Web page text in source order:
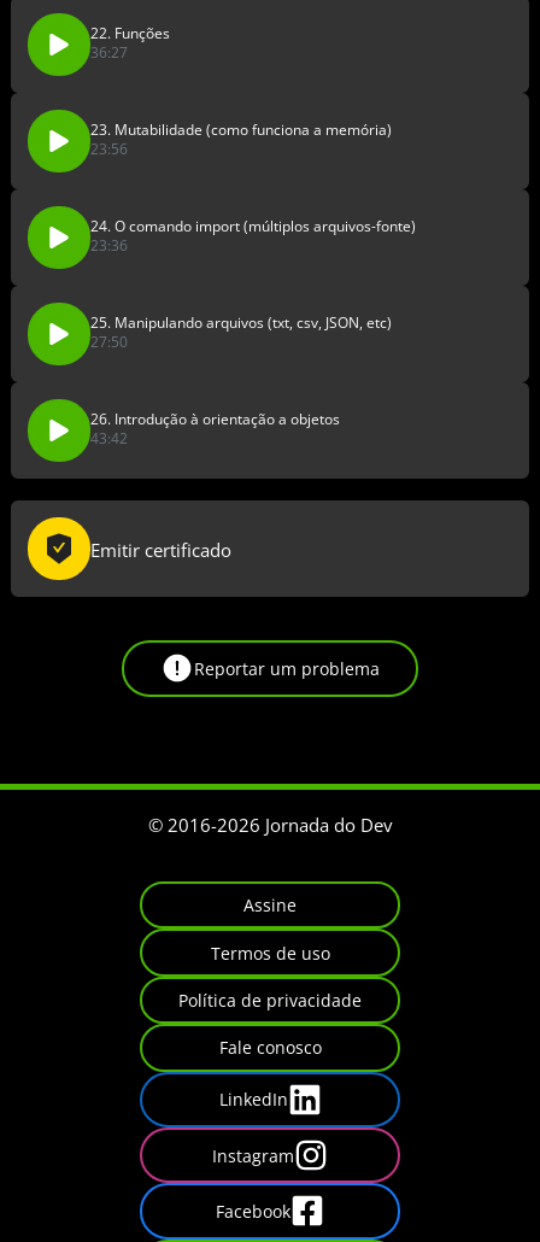
22. Funções
36:27
23. Mutabilidade (como funciona a memória)
23:56
24. O comando import (múltiplos arquivos-fonte)
23:36
25. Manipulando arquivos (txt, csv, JSON, etc)
27:50
26. Introdução à orientação a objetos
43:42
Emitir certificado
Reportar um problema
© 2016-2026 Jornada do Dev
Assine
Termos de uso
Política de privacidade
Fale conosco
LinkedIn
Instagram
Facebook